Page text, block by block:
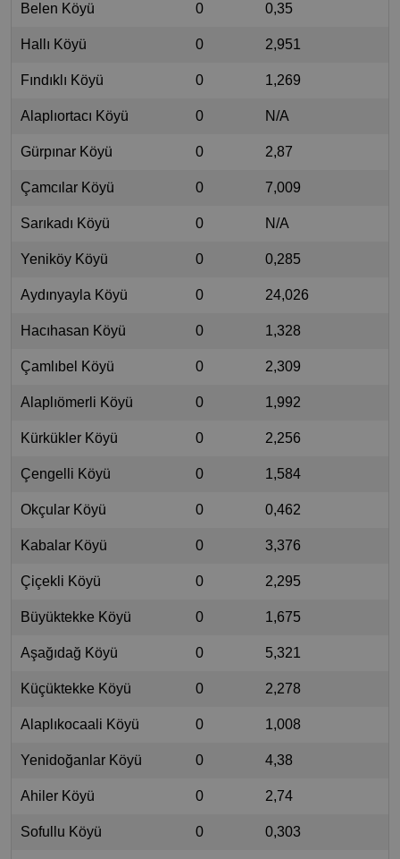
Belen Köyü 0 0,35
Hallı Köyü 0 2,951
Fındıklı Köyü 0 1,269
Alaplıortacı Köyü 0 N/A
Gürpınar Köyü 0 2,87
Çamcılar Köyü 0 7,009
Sarıkadı Köyü 0 N/A
Yeniköy Köyü 0 0,285
Aydınyayla Köyü 0 24,026
Hacıhasan Köyü 0 1,328
Çamlıbel Köyü 0 2,309
Alaplıömerli Köyü 0 1,992
Kürkükler Köyü 0 2,256
Çengelli Köyü 0 1,584
Okçular Köyü 0 0,462
Kabalar Köyü 0 3,376
Çiçekli Köyü 0 2,295
Büyüktekke Köyü 0 1,675
Aşağıdağ Köyü 0 5,321
Küçüktekke Köyü 0 2,278
Alaplıkocaali Köyü 0 1,008
Yenidoğanlar Köyü 0 4,38
Ahiler Köyü 0 2,74
Sofullu Köyü 0 0,303